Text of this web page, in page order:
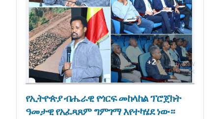
የኢትዮጵያ ብሔራዊ የጎርፍ መከላከል ፕሮጀክት
ዓመታዊ የአፈጻጸም ግምገማ እየተካሄደ ነው።